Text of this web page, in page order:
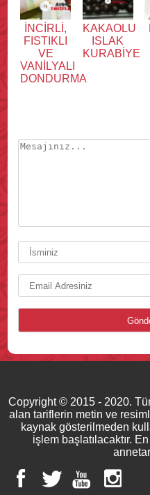
İNCİRLİ,
FISTIKLI
VE
VANİLYALI
DONDURMA
KAKAOLU
ISLAK
KURABİYE
Copyright © 2015 - 2020.
alan tariflerin metin ve
kaynak gösterilmeden
işlem başlatılacaktır.